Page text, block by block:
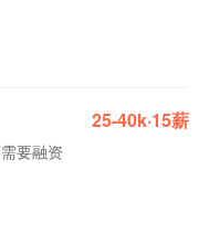
25-40k·15薪
要融资